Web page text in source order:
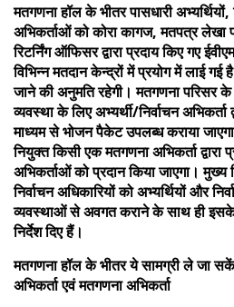
मतगणना हॉल के भीतर पासधारी
अभिकर्ताओं को कोरा कागज, मतपत्र लेखा
रिटर्निंग ऑफिसर द्वारा प्रदाय किए गए
विभिन्न मतदान केन्द्रों में प्रयोग में लाई
जाने की अनुमति रहेगी। मतगणना परिसर के
व्यवस्था के लिए अभ्यर्थी/निर्वाचन
माध्यम से भोजन पैकेट उपलब्ध कराया
नियुक्त किसी एक मतगणना अभिकर्ता द्वारा
अभिकर्ताओं को प्रदान किया जाएगा। मुख्य
निर्वाचन अधिकारियों को अभ्यर्थियों और
व्यवस्थाओं से अवगत कराने के साथ ही इसके
निर्देश दिए हैं।
मतगणना हॉल के भीतर ये सामग्री ले जा सकेंगे
अभिकर्ता एवं मतगणना अभिकर्ता